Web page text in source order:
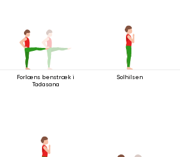
Forlæns benstræk i
Tadasana
Solhilsen